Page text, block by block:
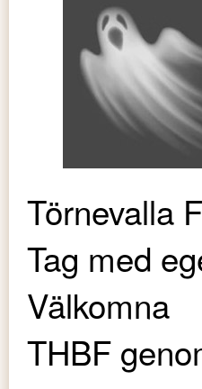
Törnevalla
Tag med
Välkomna
THBF